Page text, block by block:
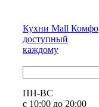
Кухни Mall
доступный
каждому
ПН-ВС
с 10:00 до 20:00